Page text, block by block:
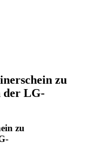
zu
der LG-
zu